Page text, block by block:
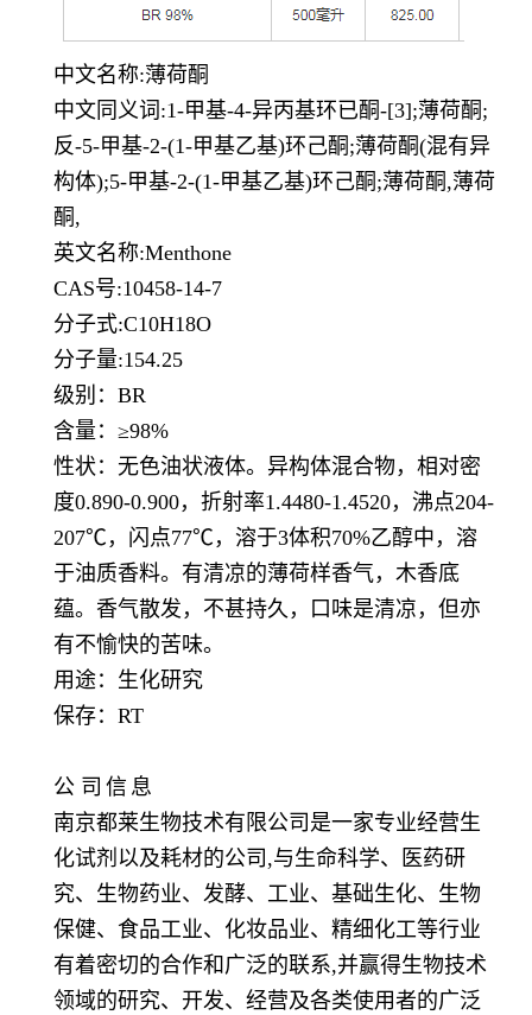
中文名称:薄荷酮
中文同义词 :1-甲基-4-异丙基环已酮-[3];薄荷酮;
反-5-甲基-2-(1-甲基乙基)环己酮;薄荷酮(混有异
构体);5-甲基-2-(1-甲基乙基)环己酮;薄荷酮,薄荷
酮,
英文名称:Menthone
CAS号:10458-14-7
分子式:C10H18O
分子量:154.25
级别： BR
含量： ≥98%
性状：无色油状液体。异构体混合物，相对密
度0.890-0.900，折射率1.4480-1.4520，沸点204-
207℃，闪点77℃，溶于3体积70%乙醇中，溶
于油质香料。有清凉的薄荷样香气，木香底
蕴。香气散发，不甚持久，口味是清凉，但亦
有不愉快的苦味。
用途：生化研究
保存： RT
公 司 信 息
南京都莱生物技术有限公司是一家专业经营生
化试剂以及耗材的公司,与生命科学、医药研
究、生物药业、发酵、工业、基础生化、生物
保健、食品工业、化妆品业、精细化工等行业
有着密切的合作和广泛的联系,并赢得生物技术
领域的研究、开发、经营及各类使用者的广泛